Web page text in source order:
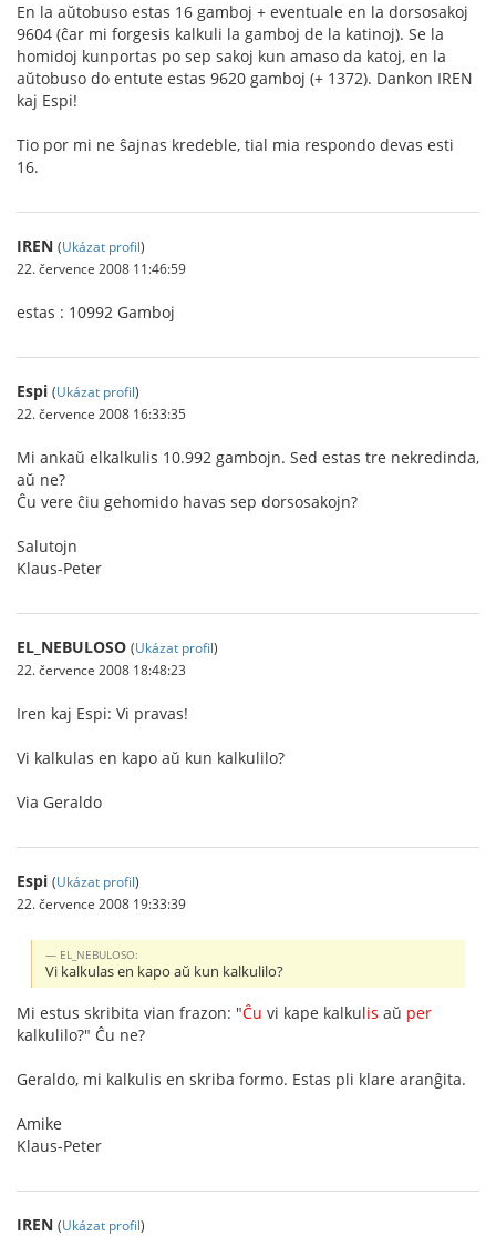
En la aŭtobuso estas 16 gamboj + eventuale en la dorsosakoj
9604 (ĉar mi forgesis kalkuli la gamboj de la katinoj). Se la
homidoj kunportas po sep sakoj kun amaso da katoj, en la
aŭtobuso do entute estas 9620 gamboj (+ 1372). Dankon IREN
kaj Espi!
Tio por mi ne ŝajnas kredeble, tial mia respondo devas esti
16.
IREN (Ukázat profil)
22. července 2008 11:46:59
estas : 10992 Gamboj
Espi (Ukázat profil)
22. července 2008 16:33:35
Mi ankaŭ elkalkulis 10.992 gambojn. Sed estas tre nekredinda,
aŭ ne?
Ĉu vere ĉiu gehomido havas sep dorsosakojn?
Salutojn
Klaus-Peter
EL_NEBULOSO (Ukázat profil)
22. července 2008 18:48:23
Iren kaj Espi: Vi pravas!
Vi kalkulas en kapo aŭ kun kalkulilo?
Via Geraldo
Espi (Ukázat profil)
22. července 2008 19:33:39
EL_NEBULOSO:
Vi kalkulas en kapo aŭ kun kalkulilo?
Mi estus skribita vian frazon: "Ĉu vi kape kalkulis aŭ per
kalkulilo?" Ĉu ne?
Geraldo, mi kalkulis en skriba formo. Estas pli klare aranĝita.
Amike
Klaus-Peter
IREN (Ukázat profil)